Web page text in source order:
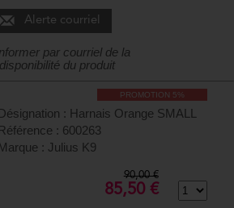
Alerte courriel
par courriel de la
disponibilité du produit
PROMOTION 5%
: Harnais Orange SMALL
: 600263
: Julius K9
90,00 €
85,50 €